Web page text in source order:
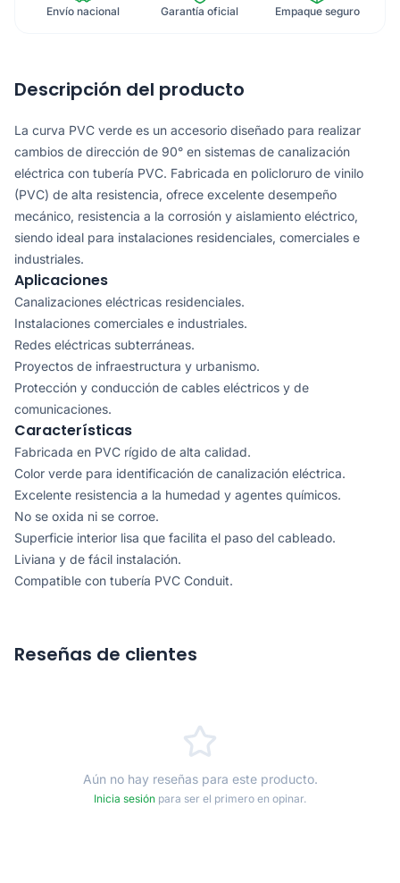
Envío nacional Garantía oficial Empaque seguro
Descripción del producto
La curva PVC verde es un accesorio diseñado para realizar
cambios de dirección de 90° en sistemas de canalización
eléctrica con tubería PVC. Fabricada en policloruro de vinilo
(PVC) de alta resistencia, ofrece excelente desempeño
mecánico, resistencia a la corrosión y aislamiento eléctrico,
siendo ideal para instalaciones residenciales, comerciales e
industriales.
Aplicaciones
Canalizaciones eléctricas residenciales.
Instalaciones comerciales e industriales.
Redes eléctricas subterráneas.
Proyectos de infraestructura y urbanismo.
Protección y conducción de cables eléctricos y de
comunicaciones.
Características
Fabricada en PVC rígido de alta calidad.
Color verde para identificación de canalización eléctrica.
Excelente resistencia a la humedad y agentes químicos.
No se oxida ni se corroe.
Superficie interior lisa que facilita el paso del cableado.
Liviana y de fácil instalación.
Compatible con tubería PVC Conduit.
Reseñas de clientes
Aún no hay reseñas para este producto.
Inicia sesión para ser el primero en opinar.